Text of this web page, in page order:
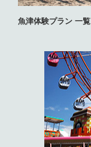
魚津体験プラン 一覧